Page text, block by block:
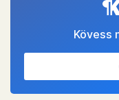
Kövess